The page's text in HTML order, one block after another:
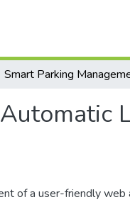
of a user-friendly web